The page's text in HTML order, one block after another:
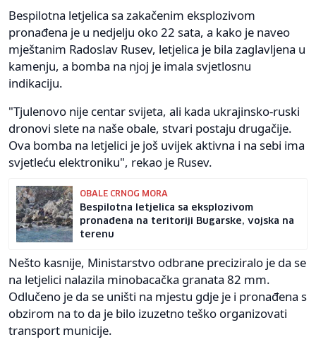
Bespilotna letjelica sa zakačenim eksplozivom
pronađena je u nedjelju oko 22 sata, a kako je naveo
mještanim Radoslav Rusev, letjelica je bila zaglavljena u
kamenju, a bomba na njoj je imala svjetlosnu
indikaciju.
"Tjulenovo nije centar svijeta, ali kada ukrajinsko-ruski
dronovi slete na naše obale, stvari postaju drugačije.
Ova bomba na letjelici je još uvijek aktivna i na sebi ima
svjetleću elektroniku", rekao je Rusev.
OBALE CRNOG MORA
Bespilotna letjelica sa eksplozivom
pronađena na teritoriji Bugarske, vojska na
terenu
Nešto kasnije, Ministarstvo odbrane preciziralo je da se
na letjelici nalazila minobacačka granata 82 mm.
Odlučeno je da se uništi na mjestu gdje je i pronađena s
obzirom na to da je bilo izuzetno teško organizovati
transport municije.